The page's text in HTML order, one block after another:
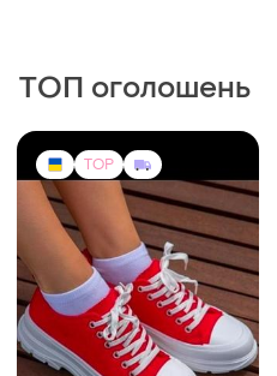
ТОП оголошень
TOP